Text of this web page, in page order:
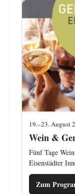
19.–23. August
Wein &
Fünf Tage
Eisenstädter
Zum